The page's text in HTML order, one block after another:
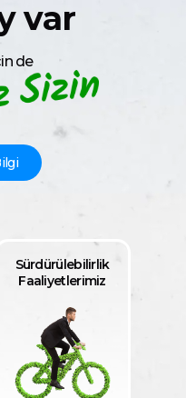
var
de
Sürdürülebilirlik
Faaliyetlerimiz